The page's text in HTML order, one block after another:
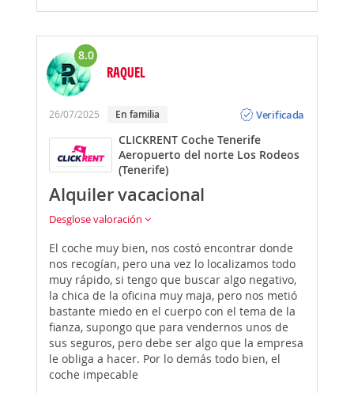
8.0
RAQUEL
26/07/2025 En familia
Verificada
CLICKRENT Coche Tenerife
Aeropuerto del norte Los Rodeos
(Tenerife)
Alquiler vacacional
Desglose valoración
El coche muy bien, nos costó encontrar donde
nos recogían, pero una vez lo localizamos todo
muy rápido, si tengo que buscar algo negativo,
la chica de la oficina muy maja, pero nos metió
bastante miedo en el cuerpo con el tema de la
fianza, supongo que para vendernos unos de
sus seguros, pero debe ser algo que la empresa
le obliga a hacer. Por lo demás todo bien, el
coche impecable